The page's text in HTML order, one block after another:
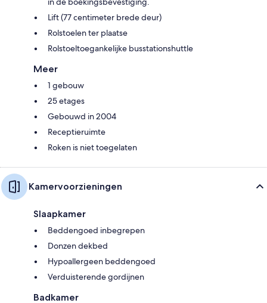
Lift (77 centimeter brede deur)
Rolstoelen ter plaatse
Rolstoeltoegankelijke busstationshuttle
Meer
1 gebouw
25 etages
Gebouwd in 2004
Receptieruimte
Roken is niet toegelaten
Kamervoorzieningen
Slaapkamer
Beddengoed inbegrepen
Donzen dekbed
Hypoallergeen beddengoed
Verduisterende gordijnen
Badkamer